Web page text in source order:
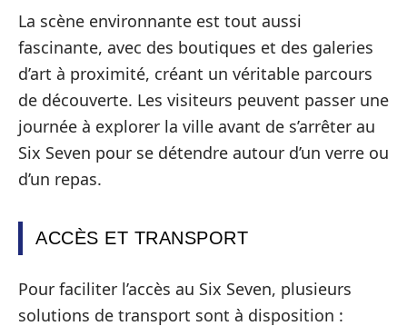
La scène environnante est tout aussi
fascinante, avec des boutiques et des galeries
d’art à proximité, créant un véritable parcours
de découverte. Les visiteurs peuvent passer une
journée à explorer la ville avant de s’arrêter au
Six Seven pour se détendre autour d’un verre ou
d’un repas.
ACCÈS ET TRANSPORT
Pour faciliter l’accès au Six Seven, plusieurs
solutions de transport sont à disposition :